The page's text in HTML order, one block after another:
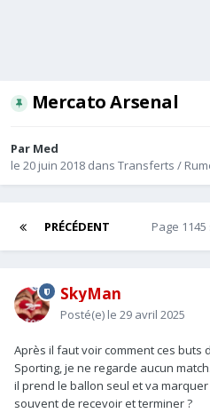
Mercato Arsenal
Par Med
le 20 juin 2018 dans Transferts /
PRÉCÉDENT Page
SkyMan
Posté(e) le 29 avril 2025
Après il faut voir comment ces buts
Sporting, je ne regarde aucun
il prend le ballon seul et va
souvent de recevoir et terminer ?